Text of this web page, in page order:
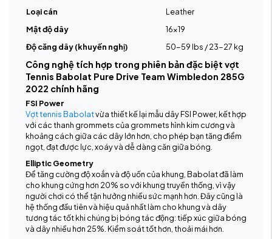
Loại cán
Leather
Mật độ dây
16x19
Độ căng dây (khuyến nghị)
50-59 lbs / 23-27 kg
Công nghệ tích hợp trong phiên bản đặc biệt vợt
Tennis Babolat Pure Drive Team Wimbledon 285G
2022 chính hãng
FSI Power
Vợt tennis Babolatvừa thiết kế lại mẫu dây FSI Power, kết hợp
với các thanh grommets của grommets hình kim cương và
khoảng cách giữa các dây lớn hơn, cho phép bạn tăng điểm
ngọt, đạt được lực, xoáy và dễ dàng căn giữa bóng.
Elliptic Geometry
Để tăng cường độ xoắn và độ uốn của khung, Babolat đã làm
cho khung cứng hơn 20% so với khung truyền thống, vì vậy
người chơi có thể tận hưởng nhiều sức mạnh hơn. Đây cũng là
hệ thống đầu tiên và hiệu quả nhất làm cho khung và dây
tương tác tốt khi chúng bị bóng tác động: tiếp xúc giữa bóng
và dây nhiều hơn 25%. Kiểm soát tốt hơn, thoải mái hơn.